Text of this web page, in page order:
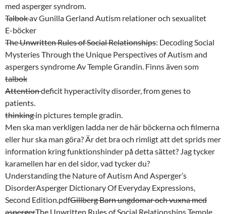
med asperger syndrom.
Talbokav Gunilla Gerland Autism relationer och sexualitet
E-böcker
The Unwritten Rules of Social Relationships: Decoding Social
Mysteries Through the Unique Perspectives of Autism and
aspergers syndrome Av Temple Grandin. Finns även som
talbok
Attentiondeficit hyperactivity disorder, from genes to
patients.
thinkingin pictures temple gradin.
Men ska man verkligen ladda ner de här böckerna och filmerna
eller hur ska man göra? Är det bra och rimligt att det sprids mer
information kring funktionshinder på detta sättet? Jag tycker
karamellen har en del sidor, vad tycker du?
Understanding the Nature of Autism And Asperger’s
DisorderAsperger Dictionary Of Everyday Expressions,
Second Edition.pdfGillberg Barn ungdomar och vuxna med
aspergerThe Unwritten Rules of Social Relationships Temple